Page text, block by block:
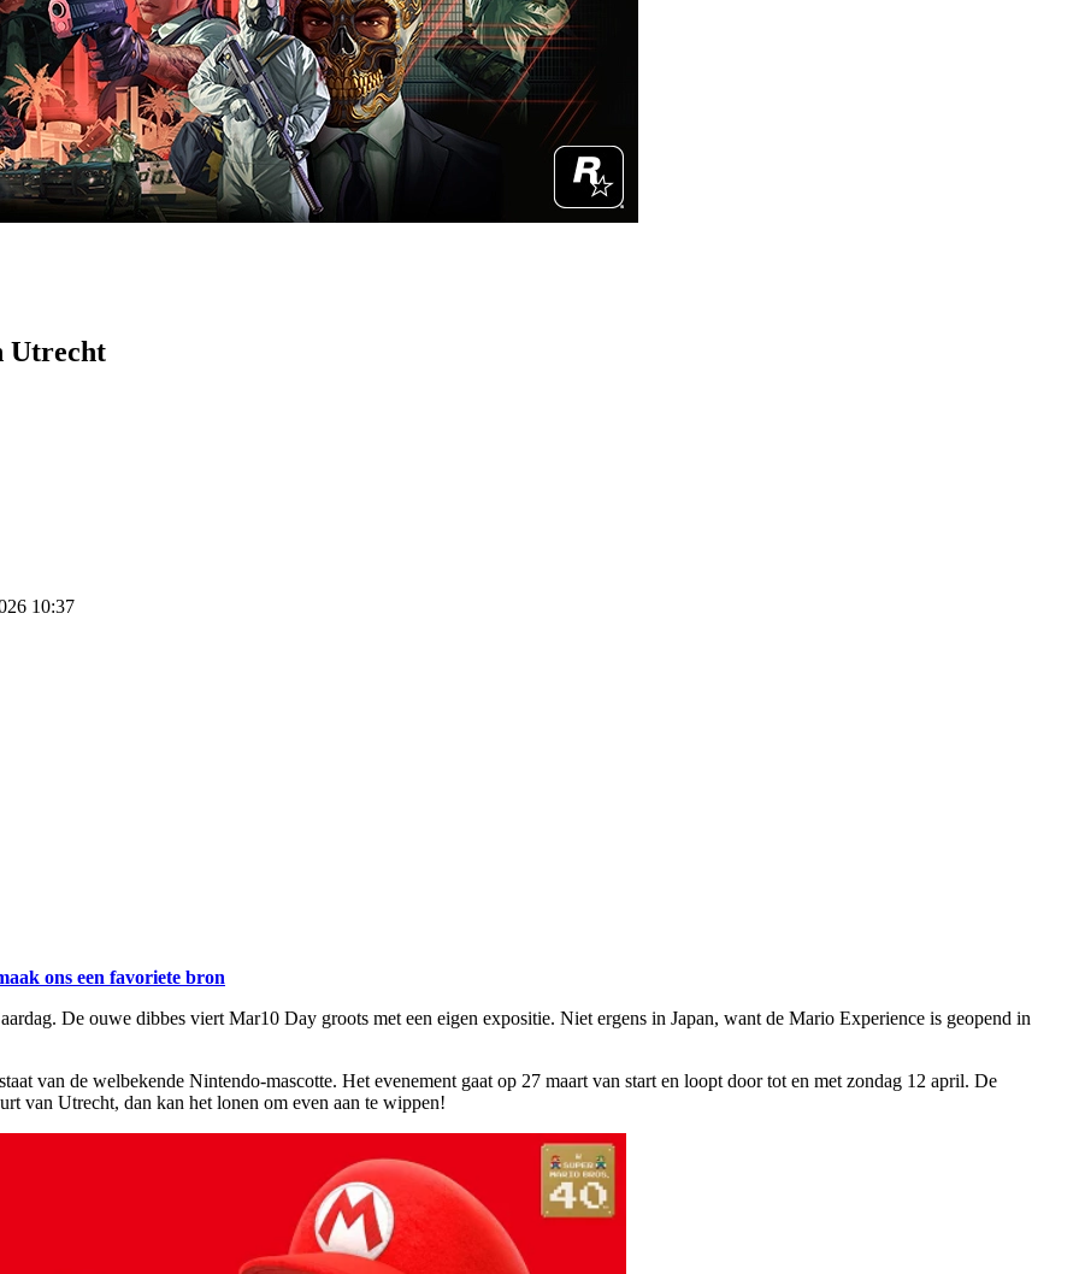
Utrecht
10:37
ons een favoriete bron
De ouwe dibbes viert Mar10 Day groots met een eigen expositie. Niet ergens in Japan, want de Mario Experience is geopend in
van de welbekende Nintendo-mascotte. Het evenement gaat op 27 maart van start en loopt door tot en met zondag 12 april. De
van Utrecht, dan kan het lonen om even aan te wippen!